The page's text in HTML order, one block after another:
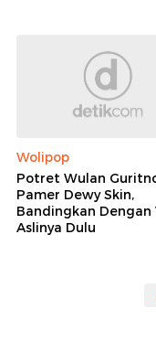
Wolipop
Potret Wulan
Pamer Dewy Skin,
Bandingkan Dengan
Aslinya Dulu